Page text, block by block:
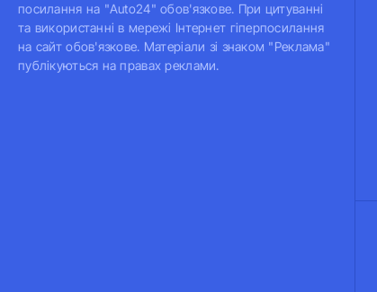
посилання на "Auto24" обов'язкове. При цитуванні
та використанні в мережі Інтернет гіперпосилання
на сайт обов'язкове. Матеріали зі знаком "Реклама"
публікуються на правах реклами.